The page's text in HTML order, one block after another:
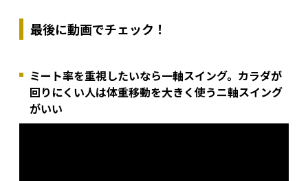
最後に動画でチェック！
ミート率を重視したいなら一軸スイング。カラダが
回りにくい人は体重移動を大きく使うニ軸スイング
がいい